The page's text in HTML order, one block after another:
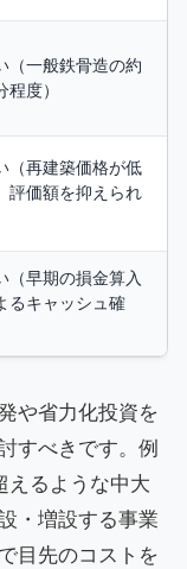
（一般鉄骨造の約
程度）
（再建築価格が低
評価額を抑えられ
（早期の損金算入
るキャッシュ確
や省力化投資を
すべきです。例
えるような中大
・増設する事業
目先のコストを